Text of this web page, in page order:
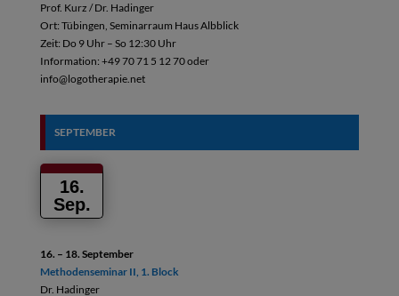
Prof. Kurz / Dr. Hadinger
Ort: Tübingen, Seminarraum Haus Albblick
Zeit: Do 9 Uhr – So 12:30 Uhr
Information: +49 70 71 5 12 70 oder
info@logotherapie.net
SEPTEMBER
16.
Sep.
16. – 18. September
Methodenseminar II, 1. Block
Dr. Hadinger